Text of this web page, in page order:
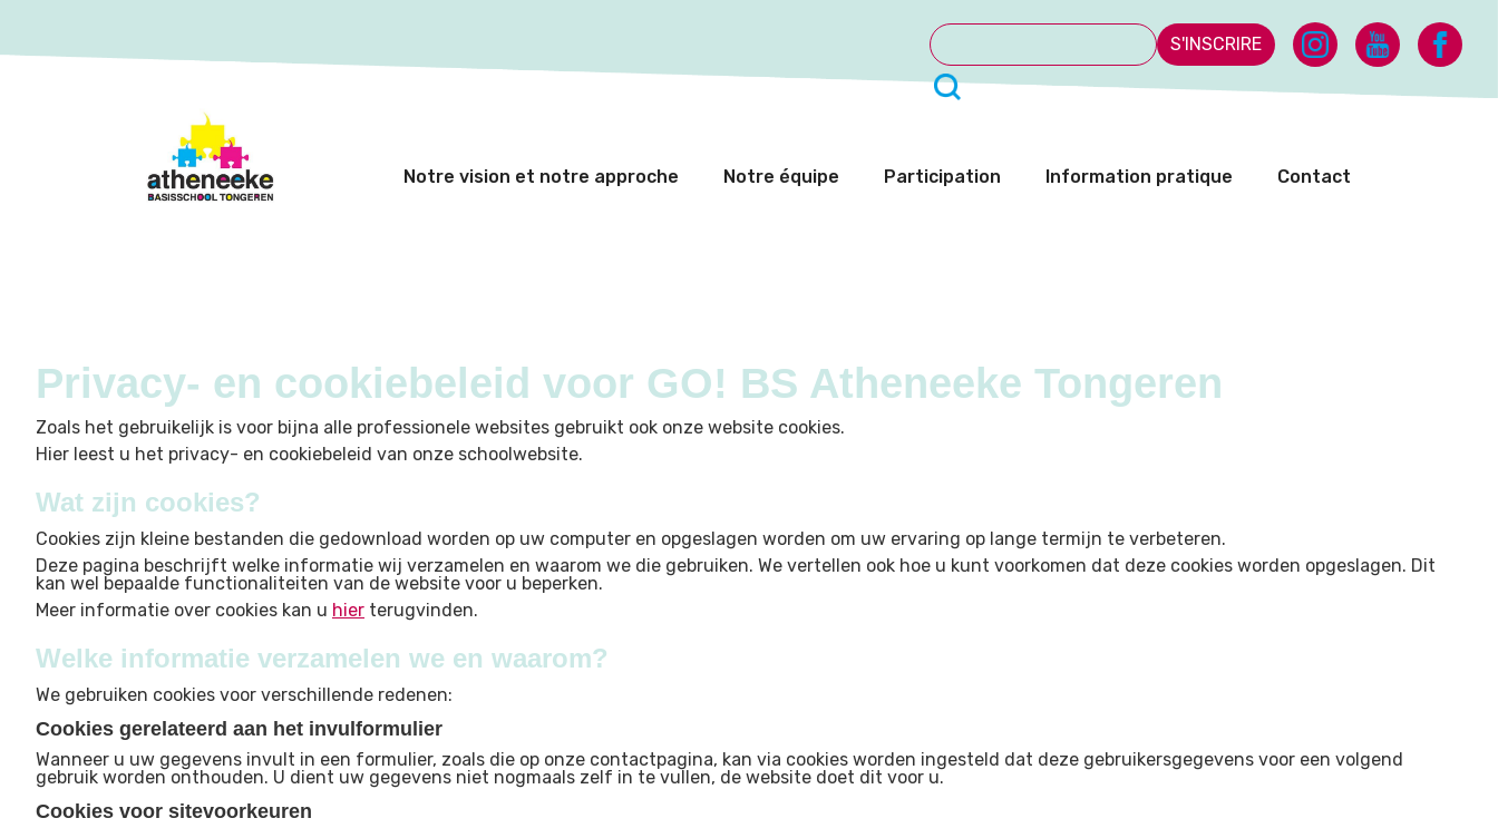
S'INSCRIRE
Notre vision et notre approche Notre équipe Participation Information pratique Contact
Privacy- en cookiebeleid voor GO! BS Atheneeke Tongeren
Zoals het gebruikelijk is voor bijna alle professionele websites gebruikt ook onze website cookies.
Hier leest u het privacy- en cookiebeleid van onze schoolwebsite.
Wat zijn cookies?
Cookies zijn kleine bestanden die gedownload worden op uw computer en opgeslagen worden om uw ervaring op lange termijn te verbeteren.
Deze pagina beschrijft welke informatie wij verzamelen en waarom we die gebruiken. We vertellen ook hoe u kunt voorkomen dat deze cookies worden opgeslagen. Dit
kan wel bepaalde functionaliteiten van de website voor u beperken.
Meer informatie over cookies kan u hier terugvinden.
Welke informatie verzamelen we en waarom?
We gebruiken cookies voor verschillende redenen:
Cookies gerelateerd aan het invulformulier
Wanneer u uw gegevens invult in een formulier, zoals die op onze contactpagina, kan via cookies worden ingesteld dat deze gebruikersgegevens voor een volgend
gebruik worden onthouden. U dient uw gegevens niet nogmaals zelf in te vullen, de website doet dit voor u.
Cookies voor sitevoorkeuren